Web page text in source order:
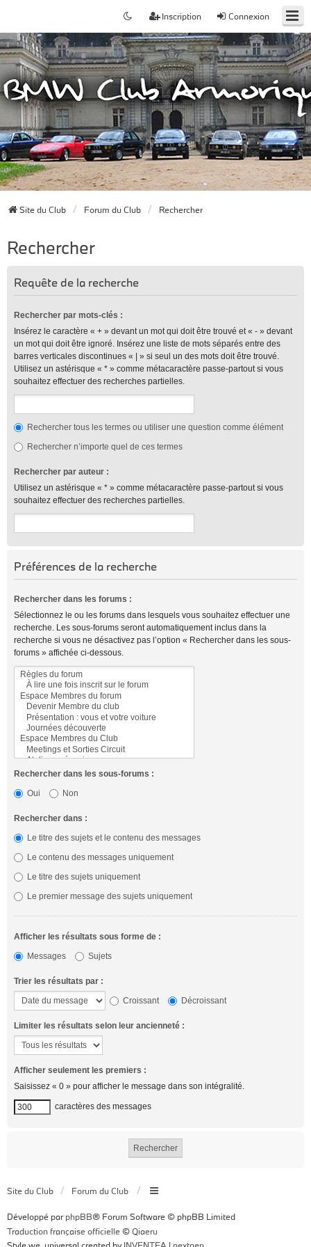
Connexion
Inscription
Site du Club Forum du Club Rechercher
Rechercher
Requête de la recherche
Rechercher par mots-clés :
Insérez le caractère « + » devant un mot qui doit être trouvé et « - » devant
un mot qui doit être ignoré. Insérez une liste de mots séparés entre des
barres verticales discontinues « | » si seul un des mots doit être trouvé.
Utilisez un astérisque « * » comme métacaractère passe-partout si vous
souhaitez effectuer des recherches partielles.
Rechercher tous les termes ou utiliser une question comme élément
Rechercher n’importe quel de ces termes
Rechercher par auteur :
Utilisez un astérisque « * » comme métacaractère passe-partout si vous
souhaitez effectuer des recherches partielles.
Préférences de la recherche
Rechercher dans les forums :
Sélectionnez le ou les forums dans lesquels vous souhaitez effectuer une
recherche. Les sous-forums seront automatiquement inclus dans la
recherche si vous ne désactivez pas l’option « Rechercher dans les sous-
forums » affichée ci-dessous.
Rechercher dans les sous-forums :
Oui
Non
Rechercher dans :
Le titre des sujets et le contenu des messages
Le contenu des messages uniquement
Le titre des sujets uniquement
Le premier message des sujets uniquement
Afficher les résultats sous forme de :
Messages
Sujets
Trier les résultats par :
Croissant
Décroissant
Limiter les résultats selon leur ancienneté :
Afficher seulement les premiers :
Saisissez « 0 » pour afficher le message dans son intégralité.
caractères des messages
Site du Club Forum du Club
Développé parphpBB® Forum Software © phpBB Limited
Traduction française officielle ©Qiaeru